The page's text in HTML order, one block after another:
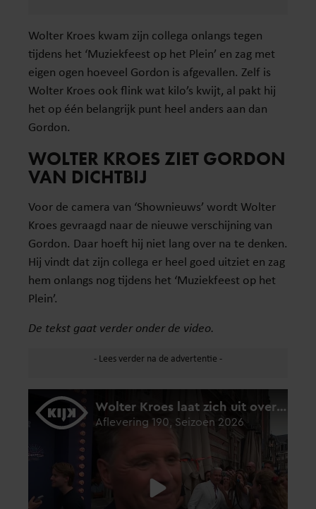
Wolter Kroes kwam zijn collega onlangs tegen
tijdens het ‘Muziekfeest op het Plein’ en zag met
eigen ogen hoeveel Gordon is afgevallen. Zelf is
Wolter Kroes ook flink wat kilo’s kwijt, al pakt hij
het op één belangrijk punt heel anders aan dan
Gordon.
WOLTER KROES ZIET GORDON
VAN DICHTBIJ
Voor de camera van ‘Shownieuws’ wordt Wolter
Kroes gevraagd naar de nieuwe verschijning van
Gordon. Daar hoeft hij niet lang over na te denken.
Hij vindt dat zijn collega er heel goed uitziet en zag
hem onlangs nog tijdens het ‘Muziekfeest op het
Plein’.
De tekst gaat verder onder de video.